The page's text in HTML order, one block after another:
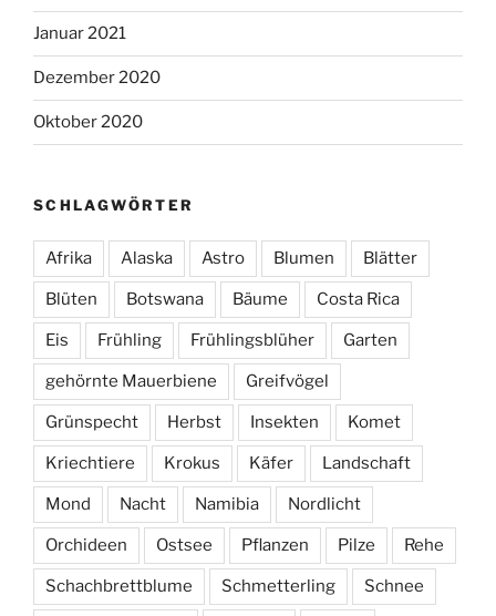
Januar 2021
Dezember 2020
Oktober 2020
SCHLAGWÖRTER
Afrika Alaska Astro Blumen Blätter
Blüten Botswana Bäume Costa Rica
Eis Frühling Frühlingsblüher Garten
gehörnte Mauerbiene Greifvögel
Grünspecht Herbst Insekten Komet
Kriechtiere Krokus Käfer Landschaft
Mond Nacht Namibia Nordlicht
Orchideen Ostsee Pflanzen Pilze Rehe
Schachbrettblume Schmetterling Schnee